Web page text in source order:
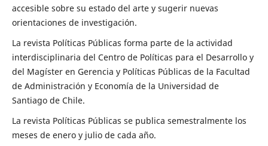
accesible sobre su estado del arte y sugerir nuevas
orientaciones de investigación.
La revista Políticas Públicas forma parte de la actividad
interdisciplinaria del Centro de Políticas para el Desarrollo y
del Magíster en Gerencia y Políticas Públicas de la Facultad
de Administración y Economía de la Universidad de
Santiago de Chile.
La revista Políticas Públicas se publica semestralmente los
meses de enero y julio de cada año.